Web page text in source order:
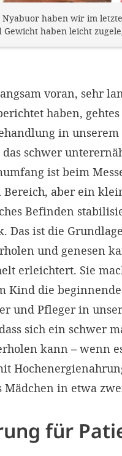
haben wir im
haben leicht
voran, sehr
haben,
in
schwer
ist beim
aber ein
Befinden
Das ist die
und genesen
erleichtert. Sie
Kind die
und Pfleger in
sich ein schwer
kann – wenn
Mädchen in etwa
für